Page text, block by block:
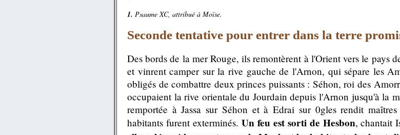
1. Psaume XC, attribué à Moïse.
Seconde tentative pour entrer dans la terre
Des bords de la mer Rouge, ils remontèrent à l'Orient vers le pays
et vinrent camper sur la rive gauche de l'Arnon, qui sépare les
obligés de combattre deux princes puissants : Séhon, roi des
occupaient la rive orientale du Jourdain depuis l'Arnon jusqu'à la
remportée à Jassa sur Séhon et à Edrai sur 0gles rendit
habitants furent exterminés. Un feu est sorti de Hesbon, chantait